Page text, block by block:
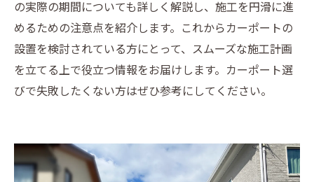
の実際の期間についても詳しく解説し、施工を円滑に進
めるための注意点を紹介します。これからカーポートの
設置を検討されている方にとって、スムーズな施工計画
を立てる上で役立つ情報をお届けします。カーポート選
びで失敗したくない方はぜひ参考にしてください。